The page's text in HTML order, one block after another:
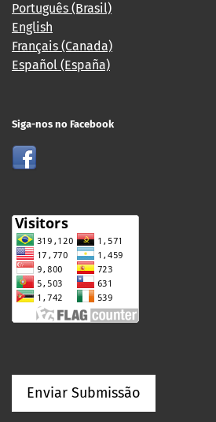
Português (Brasil)
English
Français (Canada)
Español (España)
Siga-nos no Facebook
Enviar Submissão